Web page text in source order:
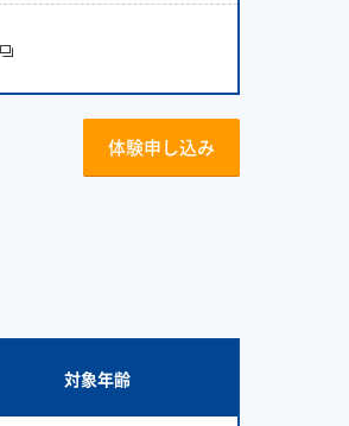
体験申し込み
対象年齢